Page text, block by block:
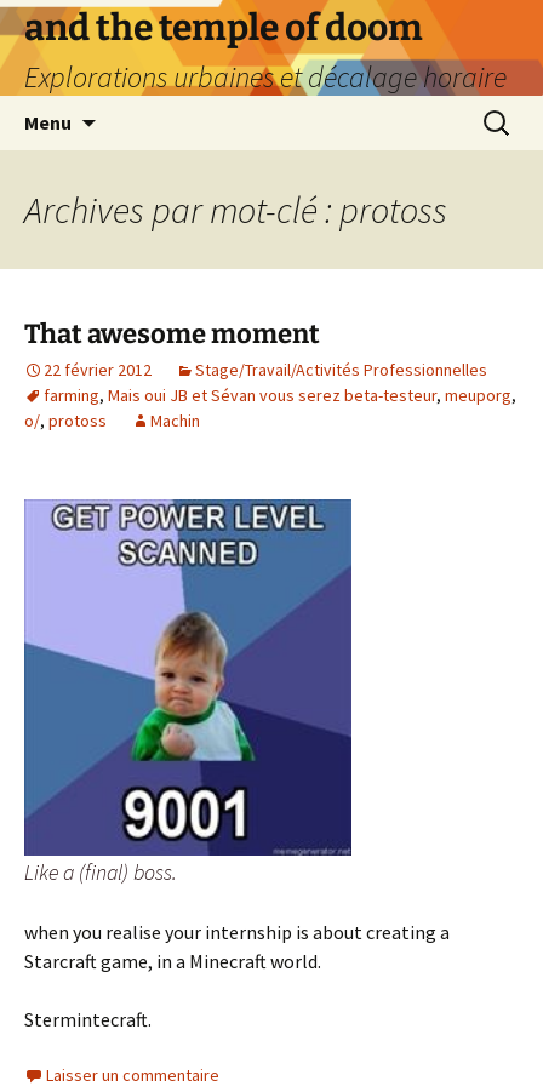
Aller
au
contenu
and the temple of doom
Explorations urbaines et décalage horaire
Menu
Archives par mot-clé : protoss
That awesome moment
22 février 2012
Stage/Travail/Activités Professionnelles
farming, Mais oui JB et Sévan vous serez beta-testeur, meuporg,
o/, protoss Machin
Like a (final) boss.
when you realise your internship is about creating a
Starcraft game, in a Minecraft world.
Stermintecraft.
Laisser un commentaire